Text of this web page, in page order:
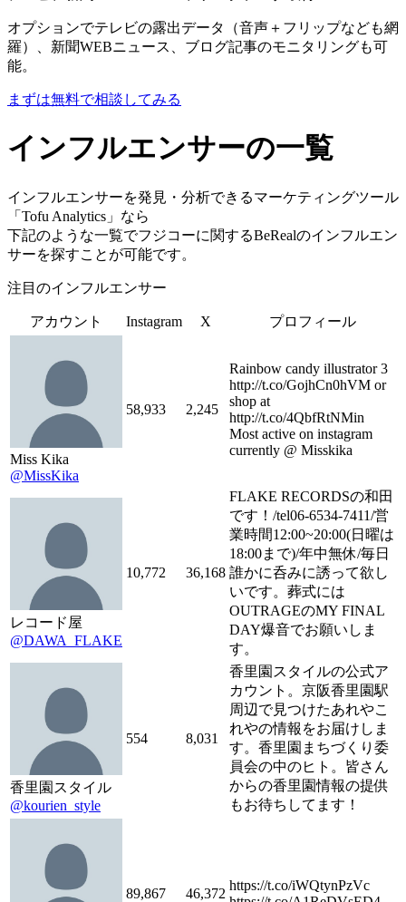
オプションでテレビの露出データ（音声＋フリップなども網
羅）、新聞WEBニュース、ブログ記事のモニタリングも可
能。
まずは無料で相談してみる
インフルエンサーの一覧
インフルエンサーを発見・分析できるマーケティングツール
「Tofu Analytics」なら
下記のような一覧でフジコーに関するBeRealのインフルエン
サーを探すことが可能です。
注目のインフルエンサー
アカウント Instagram X プロフィール
Miss Kika
@MissKika
58,933 2,245
Rainbow candy illustrator 3
http://t.co/GojhCn0hVM or
shop at
http://t.co/4QbfRtNMin
Most active on instagram
currently @ Misskika
レコード屋
@DAWA_FLAKE
10,772 36,168
FLAKE RECORDSの和田
です！/tel06-6534-7411/営
業時間12:00~20:00(日曜は
18:00まで)/年中無休/毎日
誰かに呑みに誘って欲し
いです。葬式には
OUTRAGEのMY FINAL
DAY爆音でお願いしま
す。
香里園スタイル
@kourien_style
554 8,031
香里園スタイルの公式ア
カウント。京阪香里園駅
周辺で見つけたあれやこ
れやの情報をお届けしま
す。香里園まちづくり委
員会の中のヒト。皆さん
からの香里園情報の提供
もお待ちしてます！
89,867 46,372
https://t.co/iWQtynPzVc